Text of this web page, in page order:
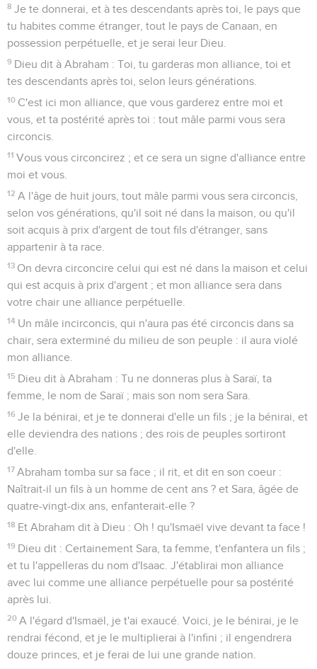
8 Je te donnerai, et à tes descendants après toi, le pays que
tu habites comme étranger, tout le pays de Canaan, en
possession perpétuelle, et je serai leur Dieu.
9 Dieu dit à Abraham : Toi, tu garderas mon alliance, toi et
tes descendants après toi, selon leurs générations.
10 C'est ici mon alliance, que vous garderez entre moi et
vous, et ta postérité après toi : tout mâle parmi vous sera
circoncis.
11 Vous vous circoncirez ; et ce sera un signe d'alliance entre
moi et vous.
12 A l'âge de huit jours, tout mâle parmi vous sera circoncis,
selon vos générations, qu'il soit né dans la maison, ou qu'il
soit acquis à prix d'argent de tout fils d'étranger, sans
appartenir à ta race.
13 On devra circoncire celui qui est né dans la maison et celui
qui est acquis à prix d'argent ; et mon alliance sera dans
votre chair une alliance perpétuelle.
14 Un mâle incirconcis, qui n'aura pas été circoncis dans sa
chair, sera exterminé du milieu de son peuple : il aura violé
mon alliance.
15 Dieu dit à Abraham : Tu ne donneras plus à Saraï, ta
femme, le nom de Saraï ; mais son nom sera Sara.
16 Je la bénirai, et je te donnerai d'elle un fils ; je la bénirai, et
elle deviendra des nations ; des rois de peuples sortiront
d'elle.
17 Abraham tomba sur sa face ; il rit, et dit en son coeur :
Naîtrait-il un fils à un homme de cent ans ? et Sara, âgée de
quatre-vingt-dix ans, enfanterait-elle ?
18 Et Abraham dit à Dieu : Oh ! qu'Ismaël vive devant ta face !
19 Dieu dit : Certainement Sara, ta femme, t'enfantera un fils ;
et tu l'appelleras du nom d'Isaac. J'établirai mon alliance
avec lui comme une alliance perpétuelle pour sa postérité
après lui.
20 A l'égard d'Ismaël, je t'ai exaucé. Voici, je le bénirai, je le
rendrai fécond, et je le multiplierai à l'infini ; il engendrera
douze princes, et je ferai de lui une grande nation.